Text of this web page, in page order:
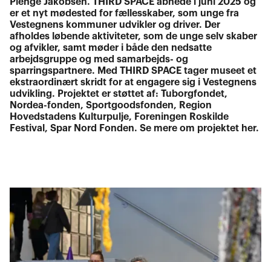
Plenge Jakobsen. THIRD SPACE åbnede i juni 2025 og
er et nyt mødested for fællesskaber, som unge fra
Vestegnens kommuner udvikler og driver. Der
afholdes løbende aktiviteter, som de unge selv skaber
og afvikler, samt møder i både den nedsatte
arbejdsgruppe og med samarbejds- og
sparringspartnere. Med THIRD SPACE tager museet et
ekstraordinært skridt for at engagere sig i Vestegnens
udvikling. Projektet er støttet af: Tuborgfondet,
Nordea-fonden, Sportgoodsfonden, Region
Hovedstadens Kulturpulje, Foreningen Roskilde
Festival, Spar Nord Fonden. Se mere om projektet her.